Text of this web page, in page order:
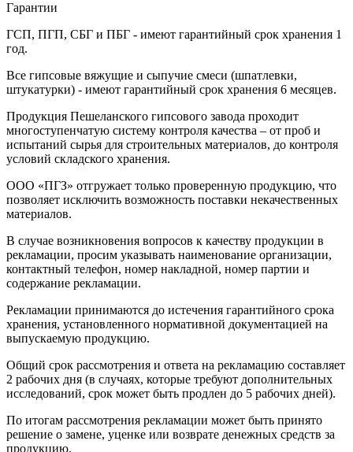
Гарантии
ГСП, ПГП, СБГ и ПБГ - имеют гарантийный срок хранения 1
год.
Все гипсовые вяжущие и сыпучие смеси (шпатлевки,
штукатурки) - имеют гарантийный срок хранения 6 месяцев.
Продукция Пешеланского гипсового завода проходит
многоступенчатую систему контроля качества – от проб и
испытаний сырья для строительных материалов, до контроля
условий складского хранения.
ООО «ПГЗ» отгружает только проверенную продукцию, что
позволяет исключить возможность поставки некачественных
материалов.
В случае возникновения вопросов к качеству продукции в
рекламации, просим указывать наименование организации,
контактный телефон, номер накладной, номер партии и
содержание рекламации.
Рекламации принимаются до истечения гарантийного срока
хранения, установленного нормативной документацией на
выпускаемую продукцию.
Общий срок рассмотрения и ответа на рекламацию составляет
2 рабочих дня (в случаях, которые требуют дополнительных
исследований, срок может быть продлен до 5 рабочих дней).
По итогам рассмотрения рекламации может быть принято
решение о замене, уценке или возврате денежных средств за
продукцию.